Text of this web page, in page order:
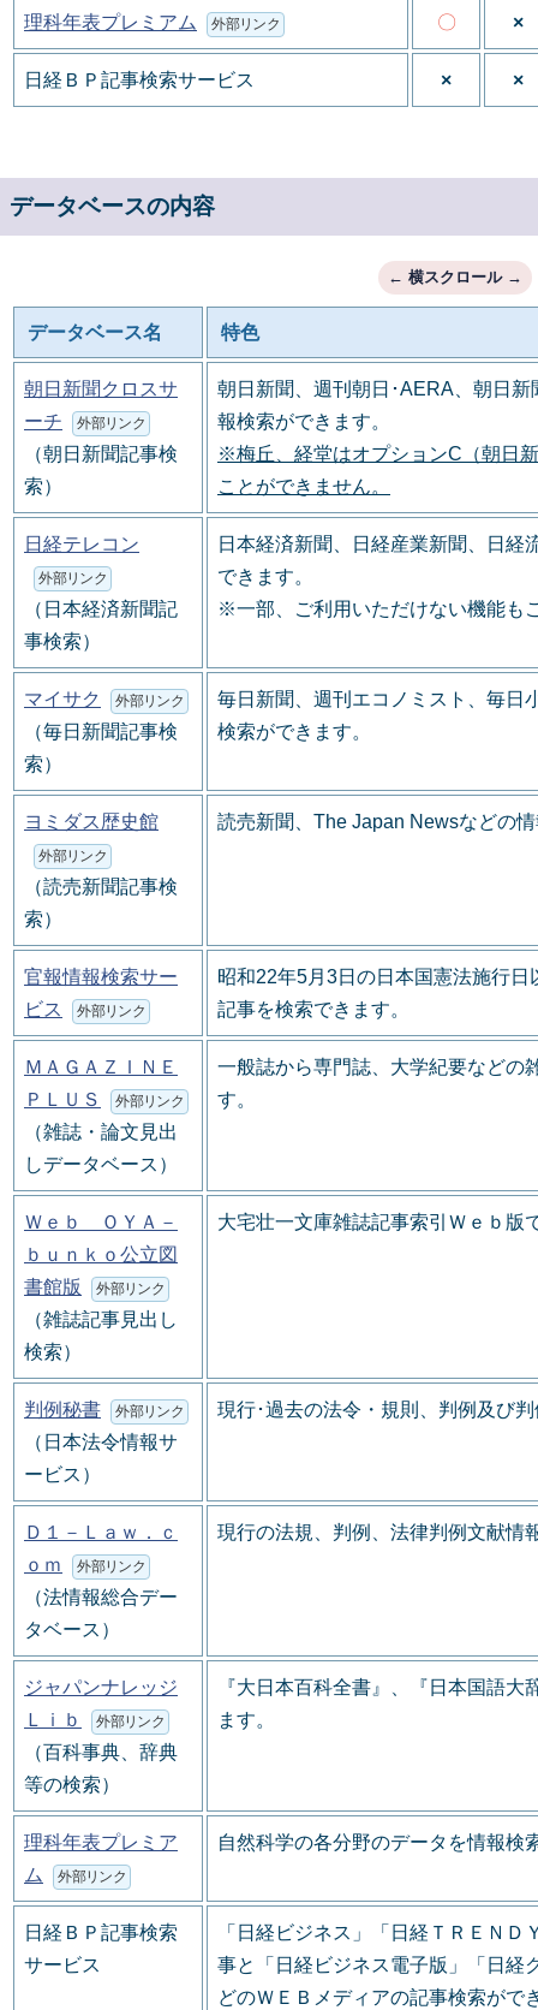
理科年表プレミアム 外部リンク 〇 ×
日経ＢＰ記事検索サービス × ×
データベースの内容
データベース名 特色
朝日新聞クロスサ
ーチ
外部リンク
（朝日新聞記事検
索）
朝日新聞、週刊朝日･AERA、朝日
報検索ができます。
※梅丘、経堂はオプションC（朝日
ことができません。
日経テレコン
外部リンク
（日本経済新聞記
事検索）
日本経済新聞、日経産業新聞、日経
できます。
※一部、ご利用いただけない機能も
マイサク 外部リンク
（毎日新聞記事検
索）
毎日新聞、週刊エコノミスト、毎日
検索ができます。
ヨミダス歴史館
外部リンク
（読売新聞記事検
索）
読売新聞、The Japan Newsなどの
官報情報検索サー
ビス
外部リンク
昭和22年5月3日の日本国憲法施行
記事を検索できます。
ＭＡＧＡＺＩＮＥ
ＰＬＵＳ
外部リンク
（雑誌・論文見出
しデータベース）
一般誌から専門誌、大学紀要などの
す。
Ｗｅｂ ＯＹＡ－
ｂｕｎｋｏ公立図
書館版
外部リンク
（雑誌記事見出し
検索）
大宅壮一文庫雑誌記事索引Ｗｅｂ版
判例秘書 外部リンク
（日本法令情報サ
ービス）
現行･過去の法令・規則、判例及び
Ｄ１－Ｌａｗ．ｃ
ｏｍ
外部リンク
（法情報総合デー
タベース）
現行の法規、判例、法律判例文献情
ジャパンナレッジ
Ｌｉｂ
外部リンク
（百科事典、辞典
等の検索）
『大日本百科全書』、『日本国語
ます。
理科年表プレミア
ム
外部リンク
自然科学の各分野のデータを情報検
日経ＢＰ記事検索
サービス
「日経ビジネス」「日経ＴＲＥＮ
事と「日経ビジネス電子版」「日経
どのＷＥＢメディアの記事検索がで